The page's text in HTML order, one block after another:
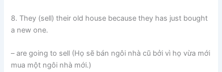
8. They (sell) their old house because they has just bought
a new one.
– are going to sell (Họ sẽ bán ngôi nhà cũ bởi vì họ vừa mới
mua một ngôi nhà mới.)